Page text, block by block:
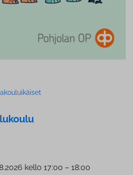
kello 17:00 – 18:00